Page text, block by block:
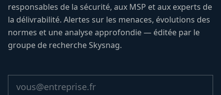
responsables de la sécurité, aux MSP et aux experts de
la délivrabilité. Alertes sur les menaces, évolutions des
normes et une analyse approfondie — éditée par le
groupe de recherche Skysnag.